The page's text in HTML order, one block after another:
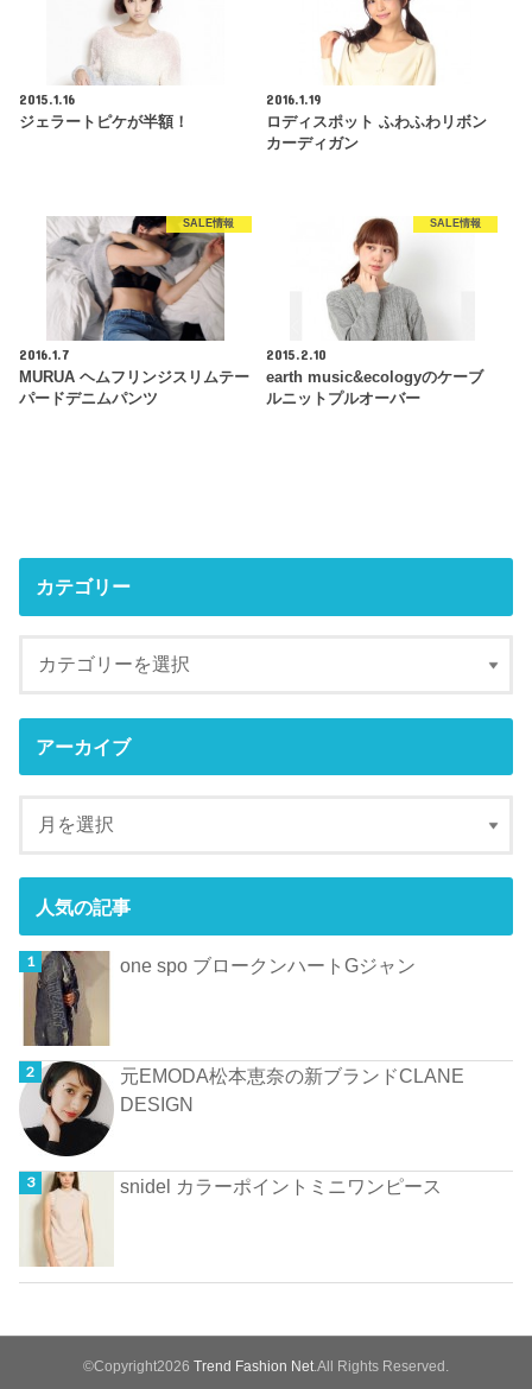
2015.1.16
ジェラートピケが半額！
2016.1.19
ロディスポット ふわふわリボン
カーディガン
SALE情報
2016.1.7
MURUA ヘムフリンジスリムテー
パードデニムパンツ
SALE情報
2015.2.10
earth music&ecologyのケーブ
ルニットプルオーバー
カテゴリー
アーカイブ
人気の記事
one spo ブロークンハートGジャン
元EMODA松本恵奈の新ブランドCLANE
DESIGN
snidel カラーポイントミニワンピース
©Copyright2026 Trend Fashion Net .All Rights Reserved.